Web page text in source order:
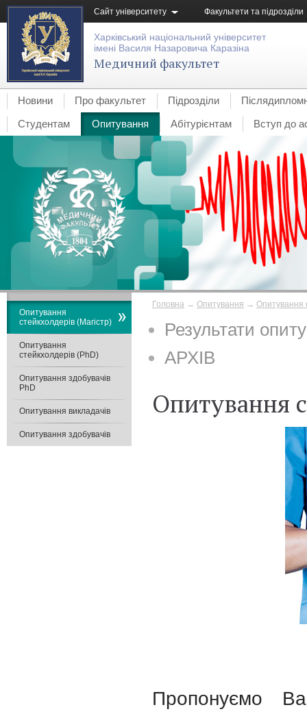
Сайт університету Факультети та підрозділи
Харківський національний університет
імені Василя Назаровича Каразіна
Медичний факультет
Новини Про факультет Підрозділи
Студентам
Опитування Абітурієнтам Вступ до
Головна → Опитування → Опитування
Результати
АРХІВ
Опитування
Пропонуємо
Опитування
стейкхолдерів (Магістр)
Опитування
стейкхолдерів (PhD)
Опитування здобувачів
PhD
Опитування викладачів
Опитування здобувачів